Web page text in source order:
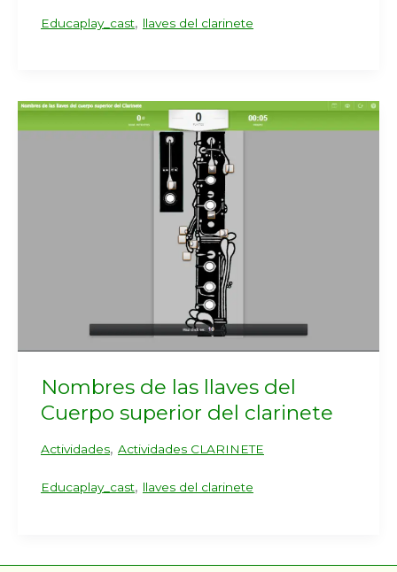
Educaplay_cast, llaves del clarinete
Nombres de las llaves del
Cuerpo superior del clarinete
Actividades, Actividades CLARINETE
Educaplay_cast, llaves del clarinete